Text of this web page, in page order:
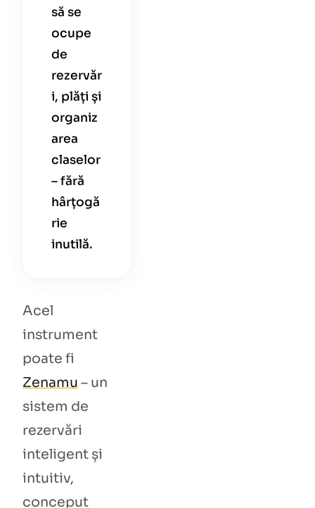
să se
ocupe
de
rezervăr
i, plăți și
organiz
area
claselor
– fără
hârțogă
rie
inutilă.
Acel
instrument
poate fi
Zenamu – un
sistem de
rezervări
inteligent și
intuitiv,
conceput